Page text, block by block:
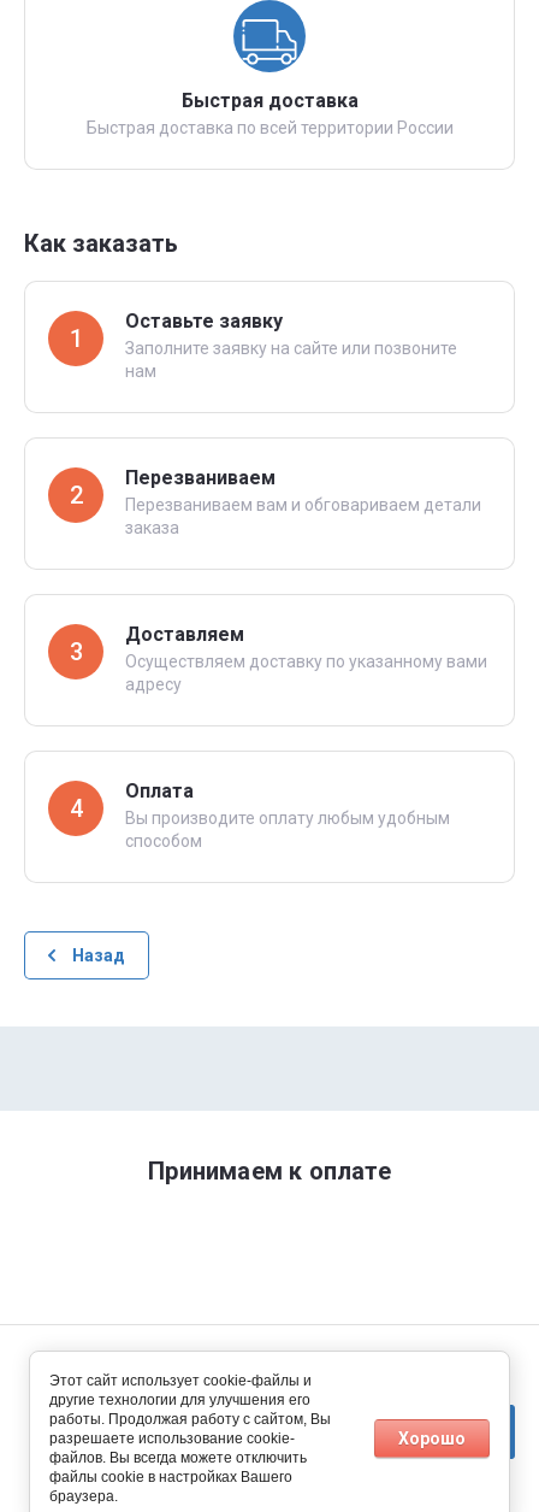
Быстрая доставка
Быстрая доставка по всей территории России
Как заказать
1
Оставьте заявку
Заполните заявку на сайте или позвоните
нам
2
Перезваниваем
Перезваниваем вам и обговариваем детали
заказа
3
Доставляем
Осуществляем доставку по указанному вами
адресу
4
Оплата
Вы производите оплату любым удобным
способом
Назад
Принимаем к оплате
© Климат Питер 2014 - 2026
Этот сайт использует cookie-файлы и
другие технологии для улучшения его
работы. Продолжая работу с сайтом, Вы
разрешаете использование cookie-
файлов. Вы всегда можете отключить
файлы cookie в настройках Вашего
браузера.
Хорошо